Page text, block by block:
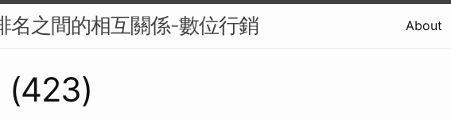
名之間的相互關係-數位行銷 About
(423)